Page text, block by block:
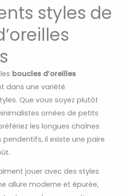
styles de
boucles d’oreilles
dans une variété
Que vous soyez plutôt
ornées de petits
les longues chaînes
il existe une paire
jouer avec des styles
allure moderne et épurée,